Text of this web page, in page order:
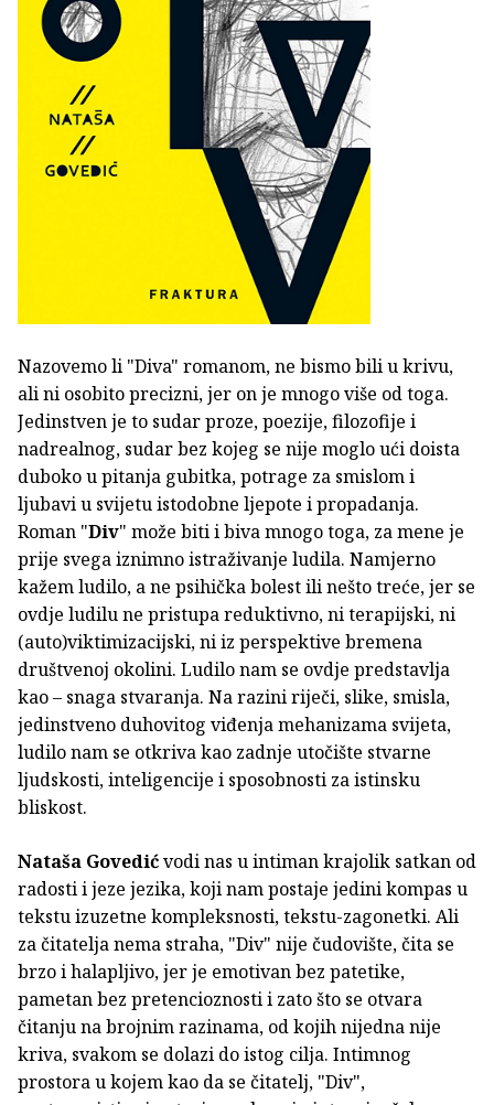
Nazovemo li "Diva" romanom, ne bismo bili u krivu,
ali ni osobito precizni, jer on je mnogo više od toga.
Jedinstven je to sudar proze, poezije, filozofije i
nadrealnog, sudar bez kojeg se nije moglo ući doista
duboko u pitanja gubitka, potrage za smislom i
ljubavi u svijetu istodobne ljepote i propadanja.
Roman "Div" može biti i biva mnogo toga, za mene je
prije svega iznimno istraživanje ludila. Namjerno
kažem ludilo, a ne psihička bolest ili nešto treće, jer se
ovdje ludilu ne pristupa reduktivno, ni terapijski, ni
(auto)viktimizacijski, ni iz perspektive bremena
društvenoj okolini. Ludilo nam se ovdje predstavlja
kao – snaga stvaranja. Na razini riječi, slike, smisla,
jedinstveno duhovitog viđenja mehanizama svijeta,
ludilo nam se otkriva kao zadnje utočište stvarne
ljudskosti, inteligencije i sposobnosti za istinsku
bliskost.
Nataša Govedićvodi nas u intiman krajolik satkan od
radosti i jeze jezika, koji nam postaje jedini kompas u
tekstu izuzetne kompleksnosti, tekstu-zagonetki. Ali
za čitatelja nema straha, "Div" nije čudovište, čita se
brzo i halapljivo, jer je emotivan bez patetike,
pametan bez pretencioznosti i zato što se otvara
čitanju na brojnim razinama, od kojih nijedna nije
kriva, svakom se dolazi do istog cilja. Intimnog
prostora u kojem kao da se čitatelj, "Div",